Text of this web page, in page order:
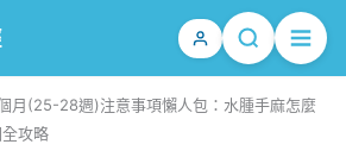
月(25-28週)注意事項懶人包：水腫手麻怎麼
攻略